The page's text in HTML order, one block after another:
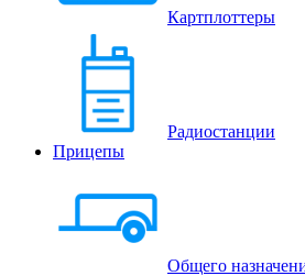
Картплоттеры
Радиостанции
Прицепы
Общего